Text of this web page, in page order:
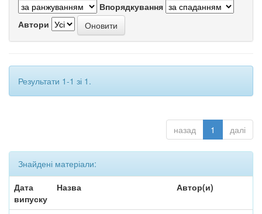
Впорядкування
Автори
Результати 1-1 зі 1.
назад 1 далі
Знайдені матеріали:
Дата
випуску
Назва Автор(и)